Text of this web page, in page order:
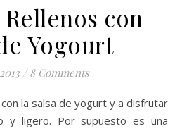
con
Yogourt
/ 8 Comments
y ligero. Por supuesto es una